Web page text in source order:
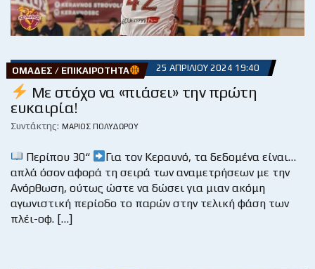
ΟΜΆΔΕΣ / ΕΠΙΚΑΙΡΌΤΗΤΑ 25 ΑΠΡΙΛΊΟΥ 2024 19:40
Με στόχο να «πιάσει» την πρώτη
ευκαιρία!
Συντάκτης: ΜΆΡΙΟΣ ΠΟΛΥΔΏΡΟΥ
Περίπου 30“
Για τον Κεραυνό, τα δεδομένα είναι…
απλά όσον αφορά τη σειρά των αναμετρήσεων με την
Ανόρθωση, ούτως ώστε να δώσει για μιαν ακόμη
αγωνιστική περίοδο το παρών στην τελική φάση των
πλέι-οφ. […]